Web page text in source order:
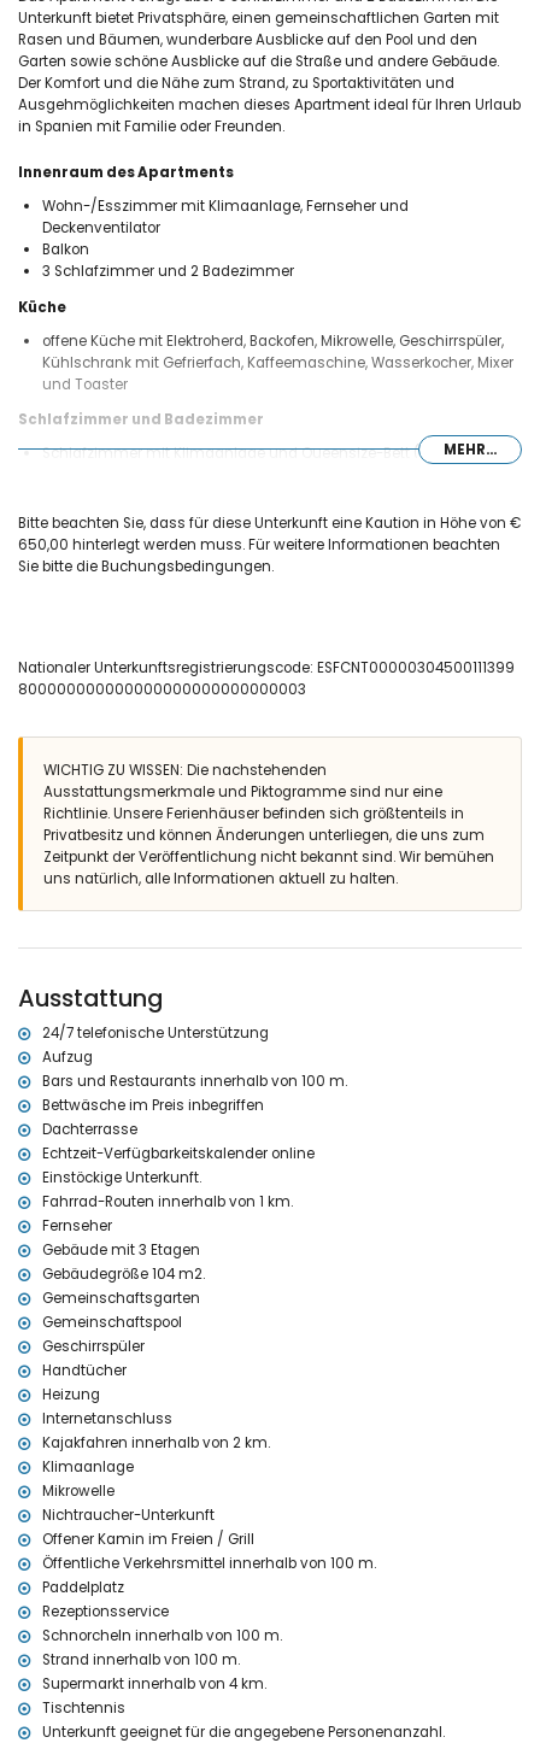
Unterkunft bietet Privatsphäre, einen gemeinschaftlichen Garten mit
Rasen und Bäumen, wunderbare Ausblicke auf den Pool und den
Garten sowie schöne Ausblicke auf die Straße und andere Gebäude.
Der Komfort und die Nähe zum Strand, zu Sportaktivitäten und
Ausgehmöglichkeiten machen dieses Apartment ideal für Ihren Urlaub
in Spanien mit Familie oder Freunden.
Innenraum des Apartments
Wohn-/Esszimmer mit Klimaanlage, Fernseher und
Deckenventilator
Balkon
3 Schlafzimmer und 2 Badezimmer
Küche
offene Küche mit Elektroherd, Backofen, Mikrowelle, Geschirrspüler,
Kühlschrank mit Gefrierfach, Kaffeemaschine, Wasserkocher, Mixer
und Toaster
Schlafzimmer und Badezimmer
Schlafzimmer mit Klimaanlage und Queensize-Bett (200 x 160 cm)
Schlafzimmer mit Klimaanlage und 2 Einzelbetten (200 x 90 cm)
Eigenes Badezimmer mit Waschbecken, Dusche, WC und
Haartrockner
lagunenförmiger Gemeinschaftspool
gemeinschaftlicher Garten mit Rasen und Bäumen
Grill
Außenbereich mit Sitzgelegenheit und Essbereich
2 gemeinschaftliche, überdachte Parkplätze
Dachterrasse
Weitere Informationen
nächste Stadt: El Verger (innerhalb von 5 Kilometern vom
nächster Strand: Santa Ana / Les Deveses (innerhalb von 100
nächster Flughafen: Valencia (innerhalb von 100 Kilometern vom
Apartment)
zweiter nächster Flughafen: Alicante (> 100 Kilometer)
öffentliche Verkehrsanbindung in der Nähe: Bus innerhalb von 100
Metern und Zug innerhalb von 50 Kilometern
Rauchen nicht erlaubt
Haustiere sind nicht erlaubt
Das Gebäude, in dem sich die Unterkunft befindet, verfügt über
einen Aufzug.
Die Unterkunft ist sehr gut für Familien mit Kindern geeignet.
Private Einrichtungen und Dienstleistungen, die im Mietpreis
enthalten sind
Internet (WiFi)
Bettwäsche und Handtücher
Rezeptionsservice und 24-Stunden-Notdienst
Tischtennis
Heizung
Gemeinschaftliche Einrichtungen / Dienstleistungen
Paddelplatz
Private Einrichtungen und Dienstleistungen gegen Aufpreis
Kinderbett/Gitterbett (auf Anfrage)
Unterhaltung und Freizeitaktivitäten für Ihren Urlaub in Denia,
Costa Blanca
Bar (innerhalb von 500 Metern vom Haus)
Sehenswürdigkeiten und Kultur in Denia, Costa Blanca
Kirche (innerhalb von 10 Kilometern von der Unterkunft)
Musik (Spielzeugmuseum) und Schloss (Schloss Denia) (innerhalb
MEHR...
Bitte beachten Sie, dass für diese Unterkunft eine Kaution in Höhe von €
650,00 hinterlegt werden muss. Für weitere Informationen beachten
Sie bitte die Buchungsbedingungen.
Nationaler Unterkunftsregistrierungscode: ESFCNT00000304500111399
800000000000000000000000000003
WICHTIG ZU WISSEN: Die nachstehenden
Ausstattungsmerkmale und Piktogramme sind nur eine
Richtlinie. Unsere Ferienhäuser befinden sich größtenteils in
Privatbesitz und können Änderungen unterliegen, die uns zum
Zeitpunkt der Veröffentlichung nicht bekannt sind. Wir bemühen
uns natürlich, alle Informationen aktuell zu halten.
Ausstattung
24/7 telefonische Unterstützung
Aufzug
Bars und Restaurants innerhalb von 100 m.
Bettwäsche im Preis inbegriffen
Dachterrasse
Echtzeit-Verfügbarkeitskalender online
Einstöckige Unterkunft.
Fahrrad-Routen innerhalb von 1 km.
Fernseher
Gebäude mit 3 Etagen
Gebäudegröße 104 m2.
Gemeinschaftsgarten
Gemeinschaftspool
Geschirrspüler
Handtücher
Heizung
Internetanschluss
Kajakfahren innerhalb von 2 km.
Klimaanlage
Mikrowelle
Nichtraucher-Unterkunft
Offener Kamin im Freien / Grill
Öffentliche Verkehrsmittel innerhalb von 100 m.
Paddelplatz
Rezeptionsservice
Schnorcheln innerhalb von 100 m.
Strand innerhalb von 100 m.
Supermarkt innerhalb von 4 km.
Tischtennis
Unterkunft geeignet für die angegebene Personenanzahl.